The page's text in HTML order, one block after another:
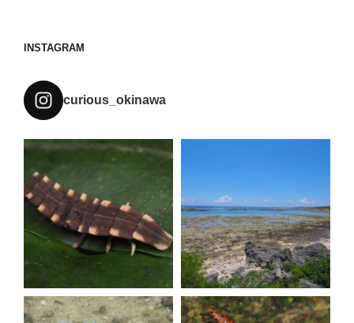
INSTAGRAM
curious_okinawa